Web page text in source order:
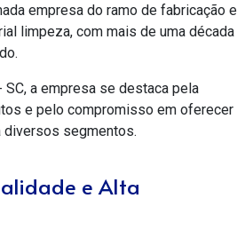
empresa do ramo de fabricação e
limpeza, com mais de uma década
a empresa se destaca pela
e pelo compromisso em oferecer
segmentos.
e Alta